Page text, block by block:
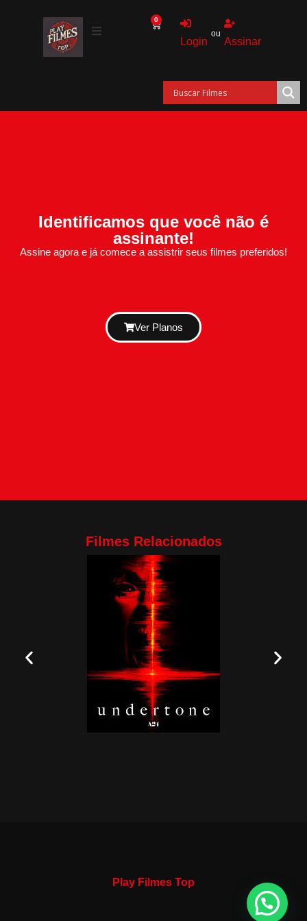
0
Login
ou
Assinar
Identificamos que você não é
assinante!
Assine agora e já comece a assistrir seus filmes preferidos!
Ver Planos
Filmes Relacionados
Play Filmes Top